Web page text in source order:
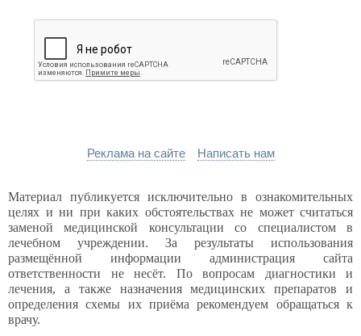
Реклама на сайте Написать нам
Материал публикуется исключительно в ознакомительных
целях и ни при каких обстоятельствах не может считаться
заменой медицинской консультации со специалистом в
лечебном учреждении. За результаты использования
размещённой информации администрация сайта
ответственности не несёт. По вопросам диагностики и
лечения, а также назначения медицинских препаратов и
определения схемы их приёма рекомендуем обращаться к
врачу.